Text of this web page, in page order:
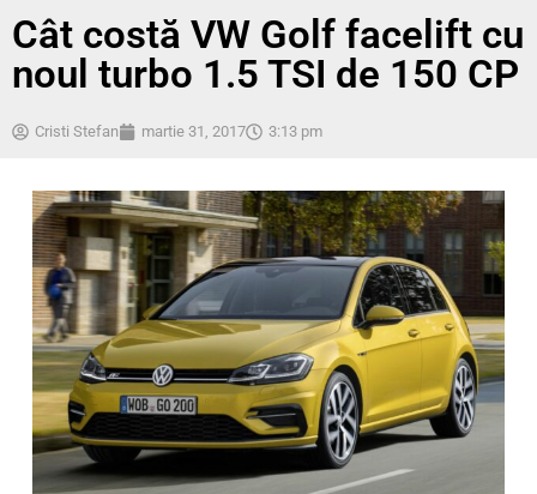
Cât costă VW Golf facelift cu
noul turbo 1.5 TSI de 150 CP
Cristi Stefan martie 31, 2017 3:13 pm